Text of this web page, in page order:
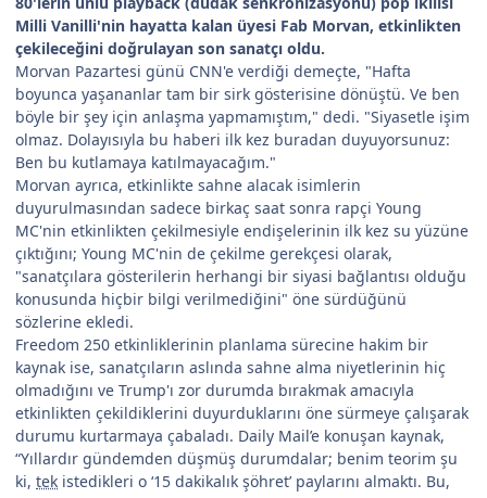
Milli Vanilli'nin hayatta kalan üyesi Fab Morvan, etkinlikten
çekileceğini doğrulayan son sanatçı oldu.
Morvan Pazartesi günü CNN'e verdiği demeçte, "Hafta
boyunca yaşananlar tam bir sirk gösterisine dönüştü. Ve ben
böyle bir şey için anlaşma yapmamıştım," dedi. "Siyasetle işim
olmaz. Dolayısıyla bu haberi ilk kez buradan duyuyorsunuz:
Ben bu kutlamaya katılmayacağım."
Morvan ayrıca, etkinlikte sahne alacak isimlerin
duyurulmasından sadece birkaç saat sonra rapçi Young
MC'nin etkinlikten çekilmesiyle endişelerinin ilk kez su yüzüne
çıktığını; Young MC'nin de çekilme gerekçesi olarak,
"sanatçılara gösterilerin herhangi bir siyasi bağlantısı olduğu
konusunda hiçbir bilgi verilmediğini" öne sürdüğünü
sözlerine ekledi.
Freedom 250 etkinliklerinin planlama sürecine hakim bir
kaynak ise, sanatçıların aslında sahne alma niyetlerinin hiç
olmadığını ve Trump'ı zor durumda bırakmak amacıyla
etkinlikten çekildiklerini duyurduklarını öne sürmeye çalışarak
durumu kurtarmaya çabaladı. Daily Mail’e konuşan kaynak,
“Yıllardır gündemden düşmüş durumdalar; benim teorim şu
ki, tek istedikleri o ‘15 dakikalık şöhret’ paylarını almaktı. Bu,